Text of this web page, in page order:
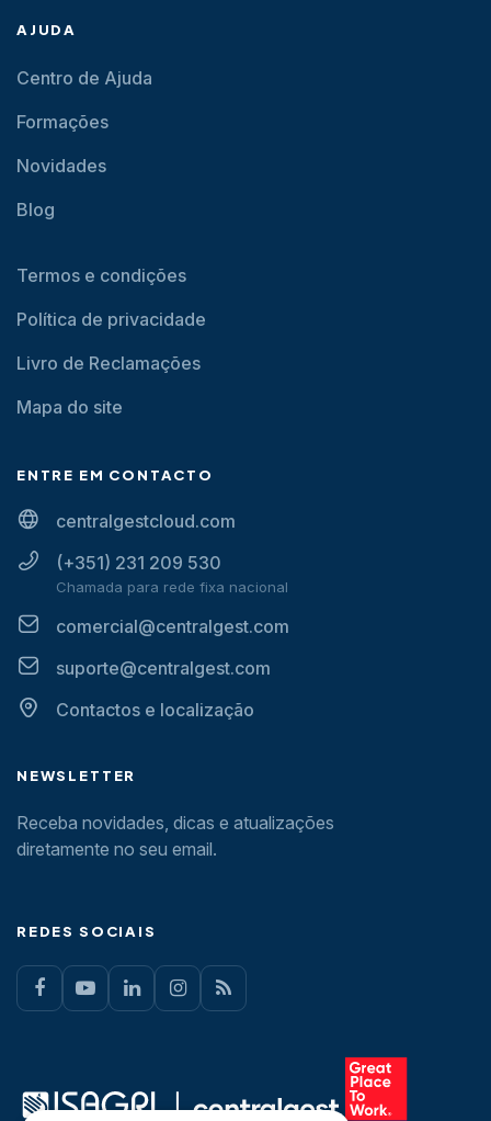
AJUDA
Centro de Ajuda
Formações
Novidades
Blog
Termos e condições
Política de privacidade
Livro de Reclamações
Mapa do site
ENTRE EM CONTACTO
centralgestcloud.com
(+351) 231 209 530
Chamada para rede fixa nacional
comercial@centralgest.com
suporte@centralgest.com
Contactos e localização
NEWSLETTER
Receba novidades, dicas e atualizações
diretamente no seu email.
REDES SOCIAIS